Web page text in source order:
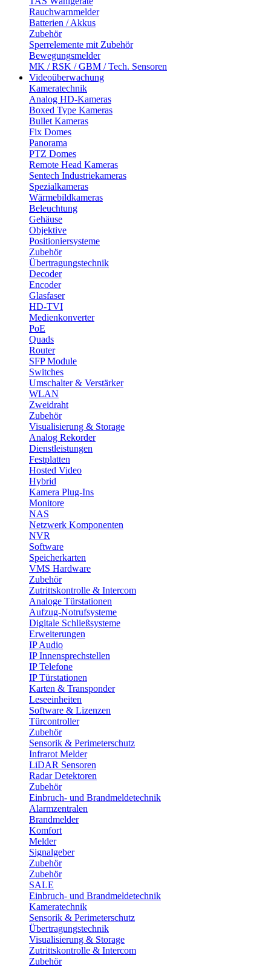
Rauchwarnmelder
Batterien / Akkus
Zubehör
Sperrelemente mit Zubehör
Bewegungsmelder
MK / RSK / GBM / Tech. Sensoren
Videoüberwachung
Kameratechnik
Analog HD-Kameras
Boxed Type Kameras
Bullet Kameras
Fix Domes
Panorama
PTZ Domes
Remote Head Kameras
Sentech Industriekameras
Spezialkameras
Wärmebildkameras
Beleuchtung
Gehäuse
Objektive
Positioniersysteme
Zubehör
Übertragungstechnik
Decoder
Encoder
Glasfaser
HD-TVI
Medienkonverter
PoE
Quads
Router
SFP Module
Switches
Umschalter & Verstärker
WLAN
Zweidraht
Zubehör
Visualisierung & Storage
Analog Rekorder
Dienstleistungen
Festplatten
Hosted Video
Hybrid
Kamera Plug-Ins
Monitore
NAS
Netzwerk Komponenten
NVR
Software
Speicherkarten
VMS Hardware
Zubehör
Zutrittskontrolle & Intercom
Analoge Türstationen
Aufzug-Notrufsysteme
Digitale Schließsysteme
Erweiterungen
IP Audio
IP Innensprechstellen
IP Telefone
IP Türstationen
Karten & Transponder
Leseeinheiten
Software & Lizenzen
Türcontroller
Zubehör
Sensorik & Perimeterschutz
Infrarot Melder
LiDAR Sensoren
Radar Detektoren
Zubehör
Einbruch- und Brandmeldetechnik
Alarmzentralen
Brandmelder
Komfort
Melder
Signalgeber
Zubehör
Zubehör
SALE
Einbruch- und Brandmeldetechnik
Kameratechnik
Sensorik & Perimeterschutz
Übertragungstechnik
Visualisierung & Storage
Zutrittskontrolle & Intercom
Zubehör